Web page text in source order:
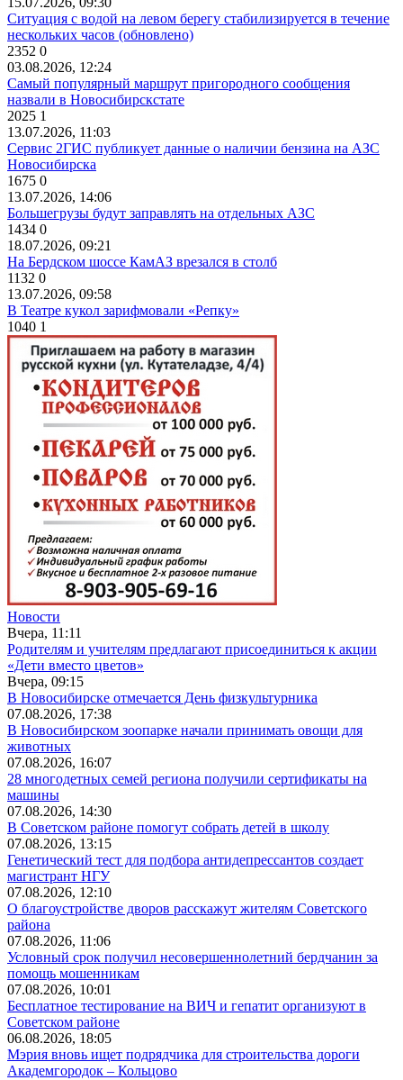
Ситуация с водой на левом берегу стабилизируется в течение
нескольких часов (обновлено)
2352 0
03.08.2026, 12:24
Самый популярный маршрут пригородного сообщения
назвали в Новосибирскстате
2025 1
13.07.2026, 11:03
Сервис 2ГИС публикует данные о наличии бензина на АЗС
Новосибирска
1675 0
13.07.2026, 14:06
Большегрузы будут заправлять на отдельных АЗС
1434 0
18.07.2026, 09:21
На Бердском шоссе КамАЗ врезался в столб
1132 0
13.07.2026, 09:58
В Театре кукол зарифмовали «Репку»
1040 1
Новости
Вчера, 11:11
Родителям и учителям предлагают присоединиться к акции
«Дети вместо цветов»
Вчера, 09:15
В Новосибирске отмечается День физкультурника
07.08.2026, 17:38
В Новосибирском зоопарке начали принимать овощи для
животных
07.08.2026, 16:07
28 многодетных семей региона получили сертификаты на
машины
07.08.2026, 14:30
В Советском районе помогут собрать детей в школу
07.08.2026, 13:15
Генетический тест для подбора антидепрессантов создает
магистрант НГУ
07.08.2026, 12:10
О благоустройстве дворов расскажут жителям Советского
района
07.08.2026, 11:06
Условный срок получил несовершеннолетний бердчанин за
помощь мошенникам
07.08.2026, 10:01
Бесплатное тестирование на ВИЧ и гепатит организуют в
Советском районе
06.08.2026, 18:05
Мэрия вновь ищет подрядчика для строительства дороги
Академгородок – Кольцово